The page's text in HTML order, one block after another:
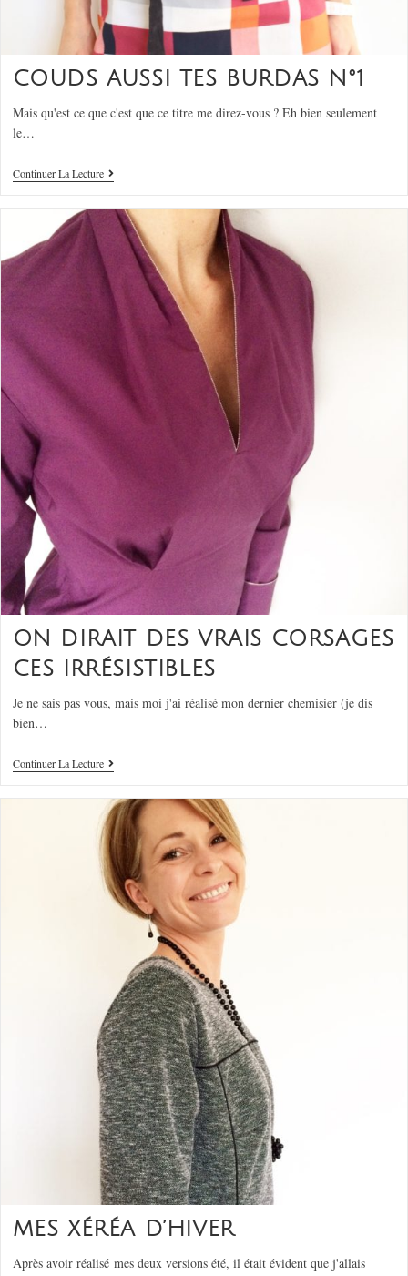
COUDS AUSSI TES BURDAS N°1
Mais qu'est ce que c'est que ce titre me direz-vous ? Eh bien seulement
le…
Continuer La Lecture
ON DIRAIT DES VRAIS CORSAGES
CES IRRÉSISTIBLES
Je ne sais pas vous, mais moi j'ai réalisé mon dernier chemisier (je dis
bien…
Continuer La Lecture
MES XÉRÉA D’HIVER
Après avoir réalisé mes deux versions été, il était évident que j'allais